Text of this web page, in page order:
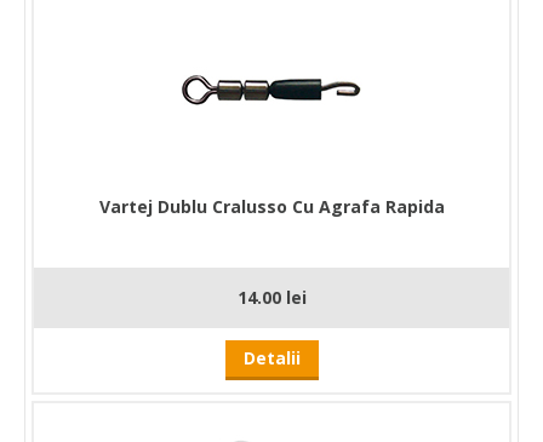
Vartej Dublu Cralusso Cu Agrafa Rapida
14.00 lei
Detalii